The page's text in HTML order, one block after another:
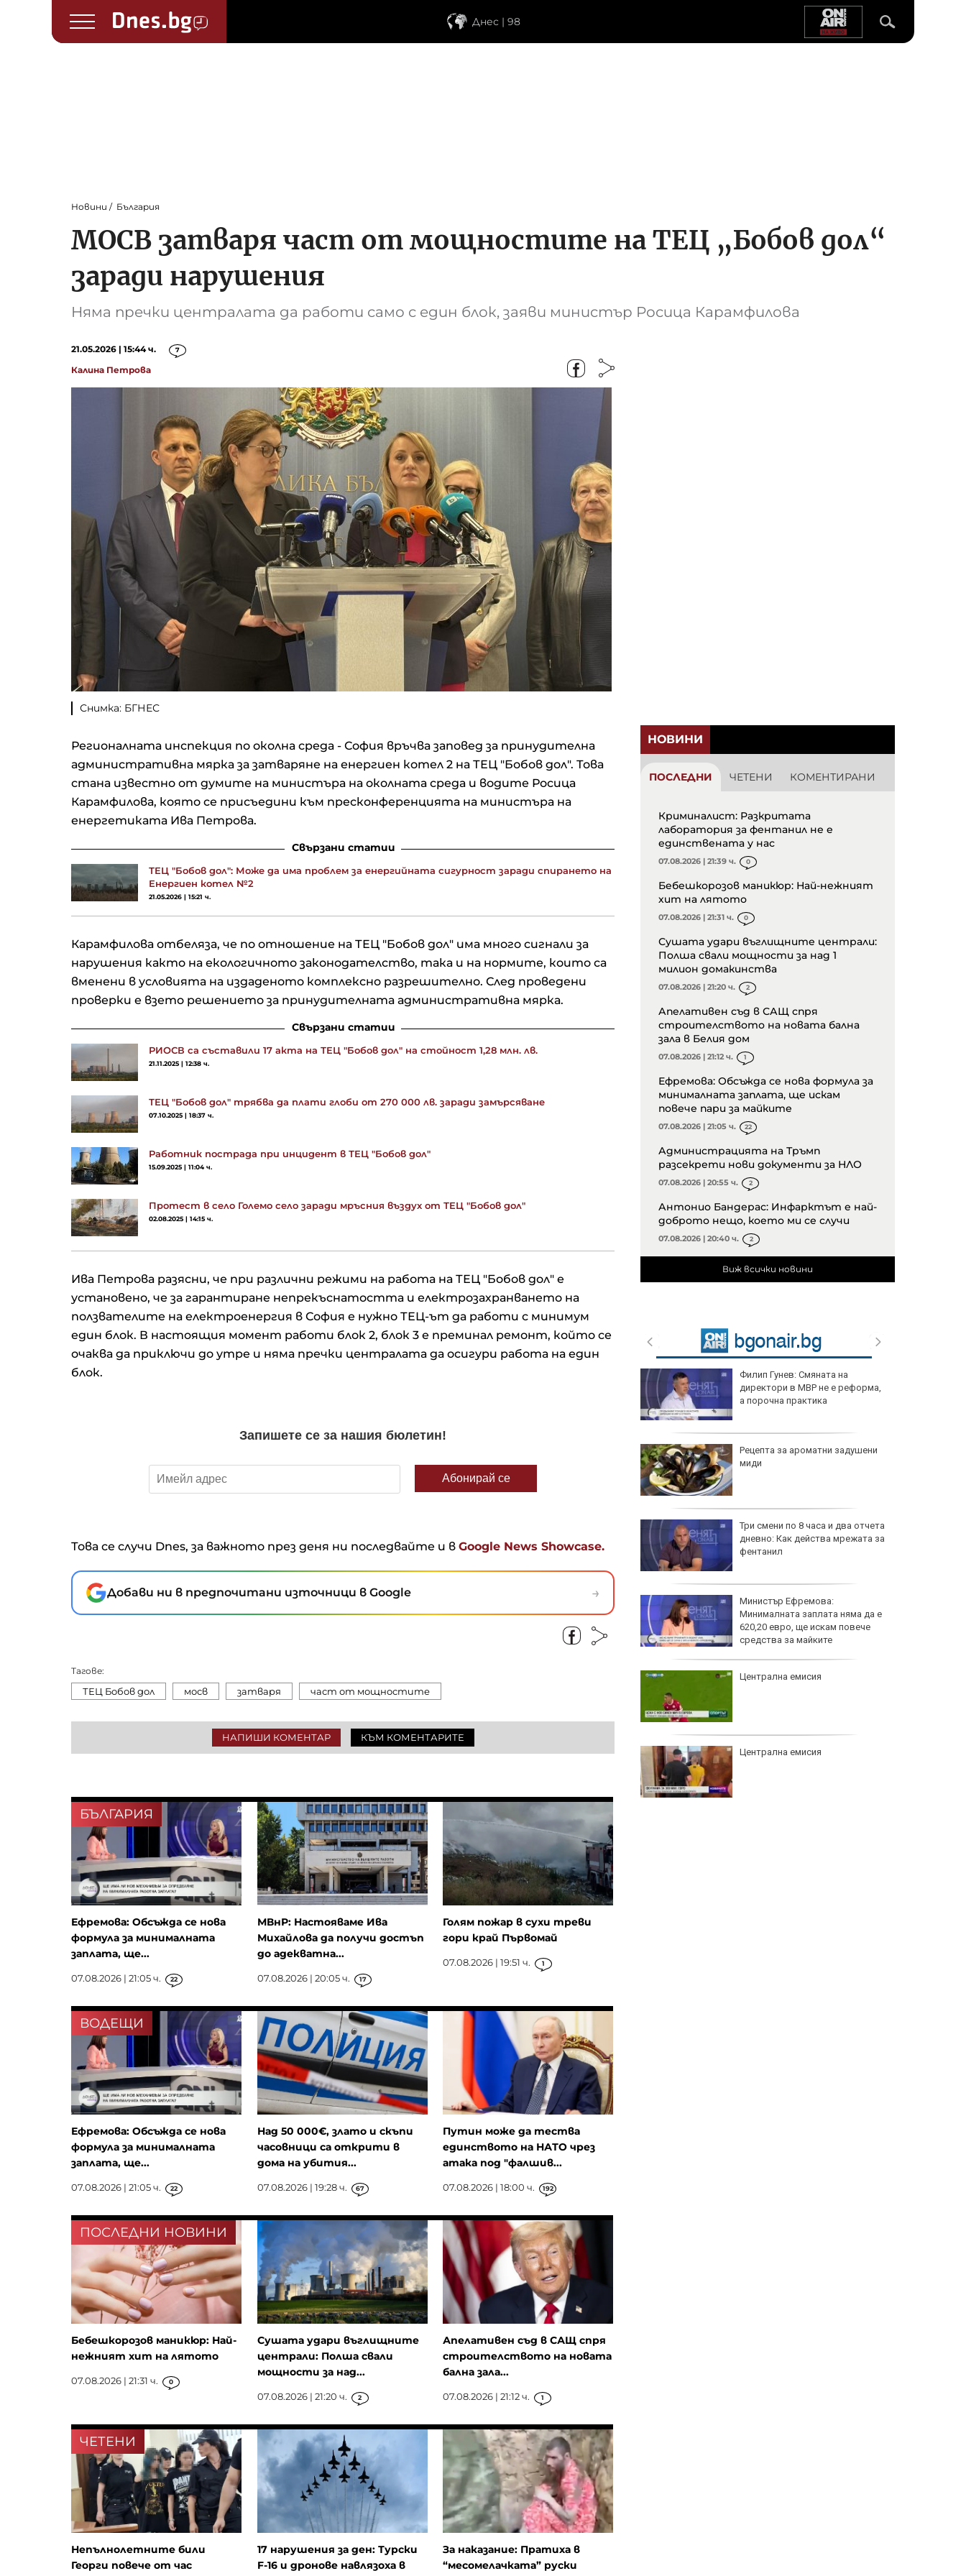
Днес | 98
Новини България
МОСВ затваря част от мощностите на ТЕЦ „Бобов дол“
заради нарушения
Няма пречки централата да работи само с един блок, заяви министър Росица Карамфилова
21.05.2026 | 15:44 ч. 7
Калина Петрова
Снимка: БГНЕС
Регионалната инспекция по околна среда - София връчва заповед за принудителна
административна мярка за затваряне на енергиен котел 2 на ТЕЦ "Бобов дол". Това
стана известно от думите на министъра на околната среда и водите Росица
Карамфилова, която се присъедини към пресконференцията на министъра на
енергетиката Ива Петрова.
Свързани статии
ТЕЦ "Бобов дол": Може да има проблем за енергийната сигурност заради спирането на
Енергиен котел №2
21.05.2026 | 15:21 ч.
Карамфилова отбеляза, че по отношение на ТЕЦ "Бобов дол" има много сигнали за
нарушения както на екологичното законодателство, така и на нормите, които са
вменени в условията на издаденото комплексно разрешително. След проведени
проверки е взето решението за принудителната административна мярка.
Свързани статии
РИОСВ са съставили 17 акта на ТЕЦ "Бобов дол" на стойност 1,28 млн. лв.
21.11.2025 | 12:38 ч.
ТЕЦ "Бобов дол" трябва да плати глоби от 270 000 лв. заради замърсяване
07.10.2025 | 18:37 ч.
Работник пострада при инцидент в ТЕЦ "Бобов дол"
15.09.2025 | 11:04 ч.
Протест в село Големо село заради мръсния въздух от ТЕЦ "Бобов дол"
02.08.2025 | 14:15 ч.
Ива Петрова разясни, че при различни режими на работа на ТЕЦ "Бобов дол" е
установено, че за гарантиране непрекъснатостта и електрозахранването на
ползвателите на електроенергия в София е нужно ТЕЦ-ът да работи с минимум
един блок. В настоящия момент работи блок 2, блок 3 е преминал ремонт, който се
очаква да приключи до утре и няма пречки централата да осигури работа на един
блок.
Това се случи Dnes, за важното през деня ни последвайте и в Google News Showcase.
Добави ни в предпочитани източници в Google →
Тагове:
ТЕЦ Бобов дол мосв затваря част от мощностите
НАПИШИ КОМЕНТАР КЪМ КОМЕНТАРИТЕ
НОВИНИ
ПОСЛЕДНИ ЧЕТЕНИ КОМЕНТИРАНИ
Криминалист: Разкритата
лаборатория за фентанил не е
единствената у нас
07.08.2026 | 21:39 ч. 0
Бебешкорозов маникюр: Най-нежният
хит на лятото
07.08.2026 | 21:31 ч. 0
Сушата удари въглищните централи:
Полша свали мощности за над 1
милион домакинства
07.08.2026 | 21:20 ч. 2
Апелативен съд в САЩ спря
строителството на новата бална
зала в Белия дом
07.08.2026 | 21:12 ч. 1
Ефремова: Обсъжда се нова формула за
минималната заплата, ще искам
повече пари за майките
07.08.2026 | 21:05 ч. 22
Администрацията на Тръмп
разсекрети нови документи за НЛО
07.08.2026 | 20:55 ч. 2
Антонио Бандерас: Инфарктът е най-
доброто нещо, което ми се случи
07.08.2026 | 20:40 ч. 2
Виж всички новини
бизнеса, а Путин разчита ФСБ да
държи елита под контрол
употреба сближават
гражданския и военния сектор
Пазарът на труда у нас се
Филип Гунев: Смяната на
директори в МВР не е реформа,
а порочна практика
Рецепта за ароматни задушени
миди
Три смени по 8 часа и два отчета
дневно: Как действа мрежата за
фентанил
Министър Ефремова:
Минималната заплата няма да е
620,20 евро, ще искам повече
средства за майките
Централна емисия
Централна емисия
БЪЛГАРИЯ
Ефремова: Обсъжда се нова
формула за минималната
заплата, ще...
07.08.2026 | 21:05 ч. 22
МВнР: Настояваме Ива
Михайлова да получи достъп
до адекватна...
07.08.2026 | 20:05 ч. 17
Голям пожар в сухи треви
гори край Първомай
07.08.2026 | 19:51 ч. 1
ВОДЕЩИ
Ефремова: Обсъжда се нова
формула за минималната
заплата, ще...
07.08.2026 | 21:05 ч. 22
Над 50 000€, злато и скъпи
часовници са открити в
дома на убития...
07.08.2026 | 19:28 ч. 67
Путин може да тества
единството на НАТО чрез
атака под "фалшив...
07.08.2026 | 18:00 ч. 192
ПОСЛЕДНИ НОВИНИ
Бебешкорозов маникюр: Най-
нежният хит на лятото
07.08.2026 | 21:31 ч. 0
Сушата удари въглищните
централи: Полша свали
мощности за над...
07.08.2026 | 21:20 ч. 2
Апелативен съд в САЩ спря
строителството на новата
бална зала...
07.08.2026 | 21:12 ч. 1
ЧЕТЕНИ
Непълнолетните били
Георги повече от час
17 нарушения за ден: Турски
F-16 и дронове навлязоха в
За наказание: Пратиха в
“месомелачката” руски